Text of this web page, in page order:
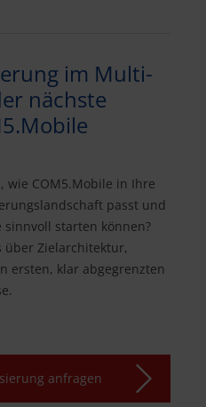
im Multi-
nächste
wie COM5.Mobile in Ihre
passt und
sinnvoll starten können?
über Zielarchitektur,
ersten, klar abgegrenzten
anfragen